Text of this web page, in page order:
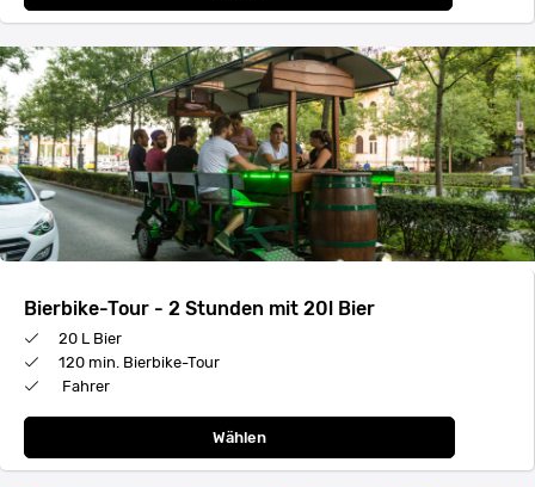
Bierbike-Tour - 2 Stunden mit 20l Bier
20 L Bier
120 min. Bierbike-Tour
Fahrer
Wählen